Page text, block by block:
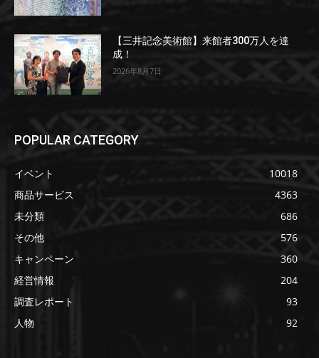
【三井記念美術館】来館者300万人を達
成！
2026年8月7日
POPULAR CATEGORY
イベント
10018
商品サービス
4363
未分類
686
その他
576
キャンペーン
360
経営情報
204
調査レポート
93
人物
92